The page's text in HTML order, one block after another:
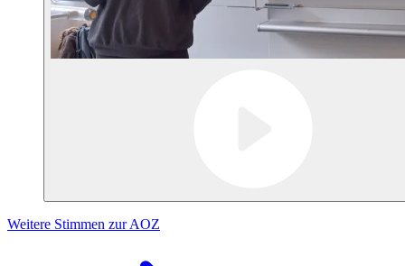
Weitere Stimmen zur AOZ